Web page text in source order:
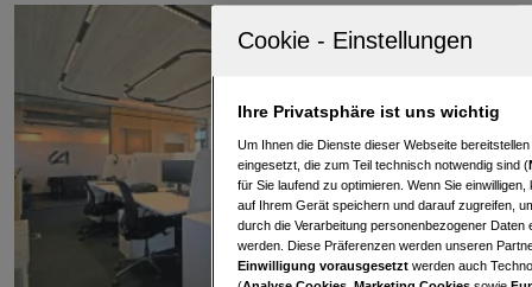
Ihre Privatsphäre ist uns wichtig
Um Ihnen die Dienste dieser Webseite
eingesetzt, die zum Teil technisch notwendig sind (
für Sie laufend zu optimieren. Wenn Sie
auf Ihrem Gerät speichern und darauf zugreifen,
durch die Verarbeitung personenbezogener
werden. Diese Präferenzen werden unseren
Einwilligung vorausgesetzt werden auch